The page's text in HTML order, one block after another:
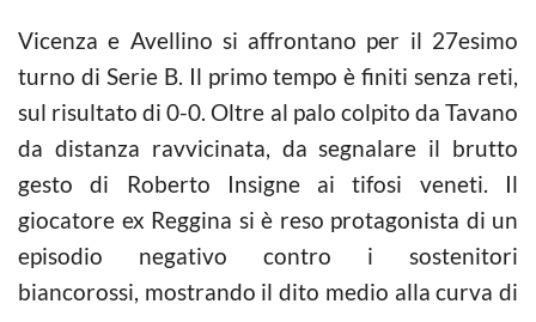
Vicenza e Avellino si affrontano per il 27esimo
turno di Serie B. Il primo tempo è finiti senza reti,
sul risultato di 0-0. Oltre al palo colpito da Tavano
da distanza ravvicinata, da segnalare il brutto
gesto di Roberto Insigne ai tifosi veneti. Il
giocatore ex Reggina si è reso protagonista di un
episodio negativo contro i sostenitori
biancorossi, mostrando il dito medio alla curva di